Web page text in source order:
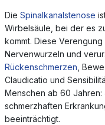
Die Spinalkanalstenose
Wirbelsäule, bei der es
kommt. Diese
Nervenwurzeln und
Rückenschmerzen ,
Claudicatio und
Menschen ab 60
schmerzhaften
beeinträchtigt.